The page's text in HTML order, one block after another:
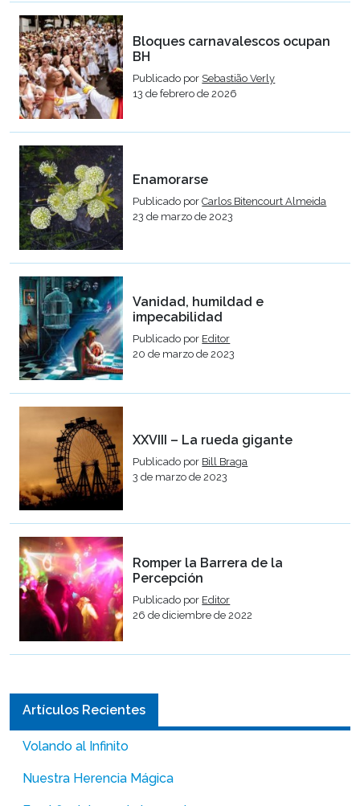
Bloques carnavalescos ocupan
BH
Publicado por Sebastião Verly
13 de febrero de 2026
Enamorarse
Publicado porCarlos Bitencourt Almeida
23 de marzo de 2023
Vanidad, humildad e
impecabilidad
Publicado por Editor
20 de marzo de 2023
XXVIII – La rueda gigante
Publicado por Bill Braga
3 de marzo de 2023
Romper la Barrera de la
Percepción
Publicado por Editor
26 de diciembre de 2022
Artículos Recientes
Volando al Infinito
Nuestra Herencia Mágica